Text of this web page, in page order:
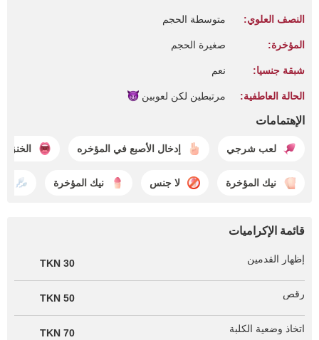
النصف العلوي: متوسطة الحجم
المؤخرة: صغيرة الحجم
شبقة جنسيا: نعم
الحالة العاطفية: مرتبطين لكن لعوبين
الإهتمامات
لعب شرجي إدخال الأصبع في المؤخره الخنق
نيك المؤخرة لا جنس نيك المؤخرة
قائمة الإكراميات
إظهار القدمين 30 TKN
رقص 50 TKN
اتخاذ وضعية الكلبة 70 TKN